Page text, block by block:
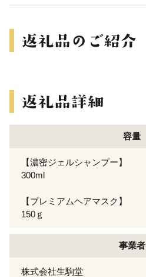
容量
【濃密ジェルシャンプー】
300ml
【プレミアムヘアマスク】
150ｇ
事業者
株式会社生駒堂